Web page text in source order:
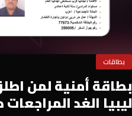
بطاقات
بطاقة أمنية لمن
ليبيا الغد